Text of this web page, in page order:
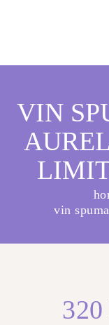
VIN
vin
О
320